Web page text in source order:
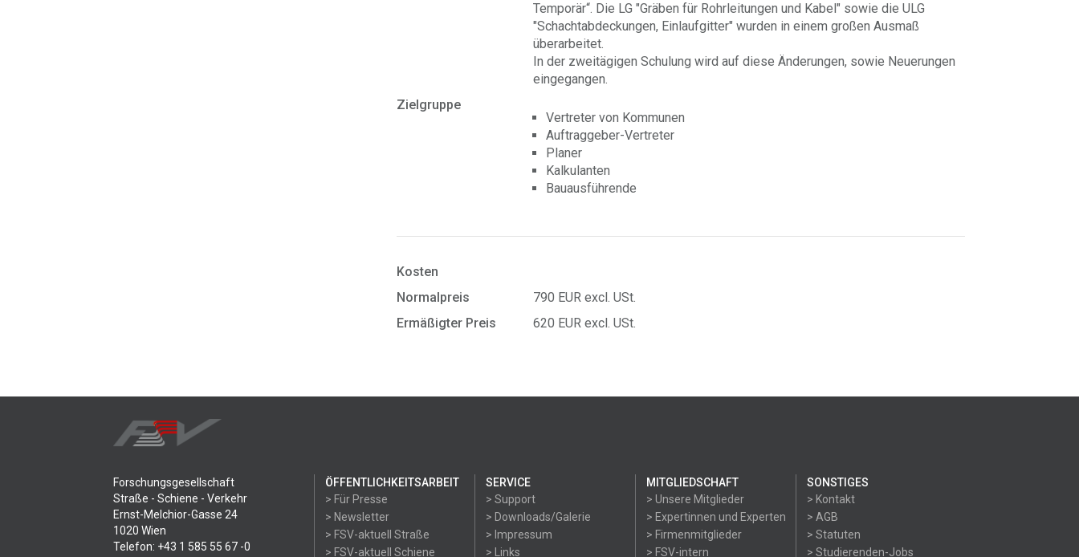
Temporär“. Die LG "Gräben für Rohrleitungen und Kabel" sowie die ULG
"Schachtabdeckungen, Einlaufgitter" wurden in einem großen Ausmaß
überarbeitet.
In der zweitägigen Schulung wird auf diese Änderungen, sowie Neuerungen
eingegangen.
Zielgruppe
Vertreter von Kommunen
Auftraggeber-Vertreter
Planer
Kalkulanten
Bauausführende
Kosten
Normalpreis
790 EUR excl. USt.
Ermäßigter Preis
620 EUR excl. USt.
Forschungsgesellschaft
Straße - Schiene - Verkehr
Ernst-Melchior-Gasse 24
1020 Wien
Telefon: +43 1 585 55 67 -0
ÖFFENTLICHKEITSARBEIT
> Für Presse
> Newsletter
> FSV-aktuell Straße
> FSV-aktuell Schiene
SERVICE
> Support
> Downloads/Galerie
> Impressum
> Links
MITGLIEDSCHAFT
> Unsere Mitglieder
> Expertinnen und Experten
> Firmenmitglieder
> FSV-intern
SONSTIGES
> Kontakt
> AGB
> Statuten
> Studierenden-Jobs